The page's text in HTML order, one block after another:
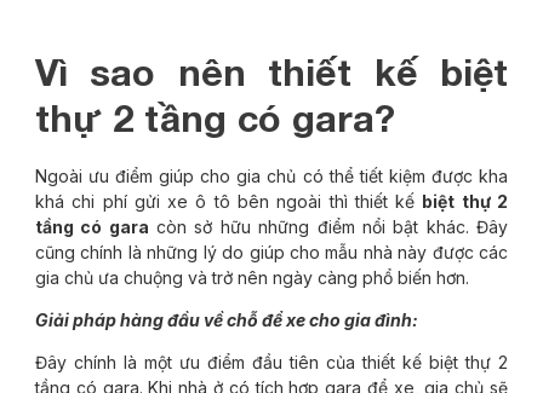
Vì sao nên thiết kế biệt
thự 2 tầng có gara?
Ngoài ưu điểm giúp cho gia chủ có thể tiết kiệm được kha
khá chi phí gửi xe ô tô bên ngoài thì thiết kế biệt thự 2
tầng có gara còn sở hữu những điểm nổi bật khác. Đây
cũng chính là những lý do giúp cho mẫu nhà này được các
gia chủ ưa chuộng và trở nên ngày càng phổ biến hơn.
Giải pháp hàng đầu về chỗ để xe cho gia đình:
Đây chính là một ưu điểm đầu tiên của thiết kế biệt thự 2
tầng có gara. Khi nhà ở có tích hợp gara để xe, gia chủ sẽ